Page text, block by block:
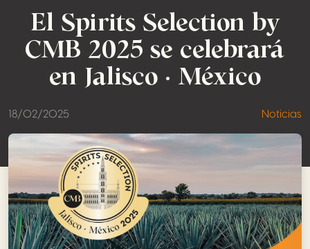
El Spirits Selection by
CMB 2025 se celebrará
en Jalisco · México
18/02/2025 Noticias